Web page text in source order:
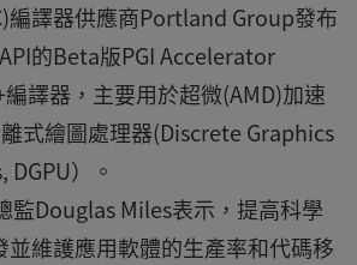
編譯器供應商Portland Group發布
的Beta版PGI Accelerator
譯器，主要用於超微(AMD)加速
式繪圖處理器(Discrete Graphics
）。
Douglas Miles表示，提高科學
並維護應用軟體的生產率和代碼移